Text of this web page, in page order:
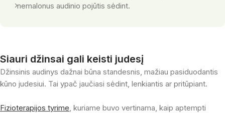
nemalonus audinio pojūtis sėdint.
Siauri džinsai gali keisti judesį
Džinsinis audinys dažnai būna standesnis, mažiau pasiduodantis
kūno judesiui. Tai ypač jaučiasi sėdint, lenkiantis ar pritūpiant.
Fizioterapijos tyrime , kuriame buvo vertinama, kaip aptempti